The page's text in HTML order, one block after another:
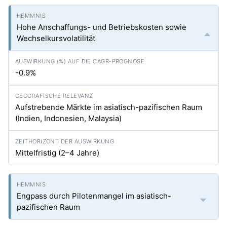
Hohe Anschaffungs- und Betriebskosten sowie
Wechselkursvolatilität
-0.9%
Aufstrebende Märkte im asiatisch-pazifischen Raum
(Indien, Indonesien, Malaysia)
Mittelfristig (2–4 Jahre)
Engpass durch Pilotenmangel im asiatisch-
pazifischen Raum